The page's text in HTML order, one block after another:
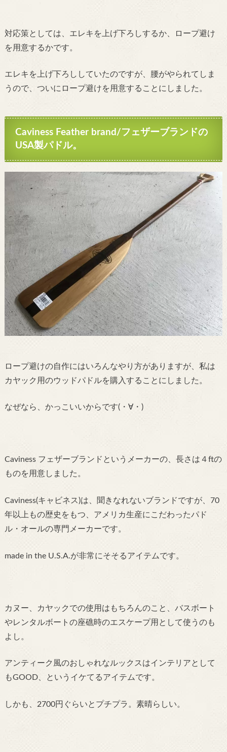
対応策としては、エレキを上げ下ろしするか、ロープ避け
を用意するかです。
エレキを上げ下ろししていたのですが、腰がやられてしま
うので、ついにロープ避けを用意することにしました。
Caviness Feather brand/フェザーブランドの
USA製パドル。
ロープ避けの自作にはいろんなやり方がありますが、私は
カヤック用のウッドパドルを購入することにしました。
なぜなら、かっこいいからです(・∀・)
Caviness フェザーブランド というメーカーの、長さは４ftの
ものを用意しました。
Caviness(キャビネス)は、聞きなれないブランドですが、70
年以上もの歴史をもつ、アメリカ生産にこだわったパド
ル・オールの専門メーカーです。
made in the U.S.A.が非常にそそるアイテムです。
カヌー、カヤックでの使用はもちろんのこと、バスボート
やレンタルボートの座礁時のエスケープ用として使うのも
よし。
アンティーク風のおしゃれなルックスはインテリアとして
もGOOD、というイケてるアイテムです。
しかも、2700円ぐらいとプチプラ。素晴らしい。